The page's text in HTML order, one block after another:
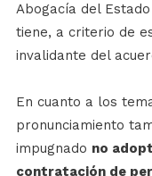
Abogacía del
tiene, a criterio de
invalidante del
En cuanto a los
pronunciamiento
impugnado no
contratación de